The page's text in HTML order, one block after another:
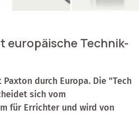
europäische Technik-
durch Europa. Die "Tech
sich vom
für Errichter und wird von